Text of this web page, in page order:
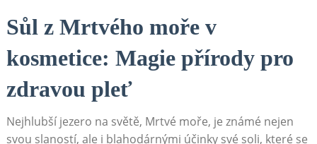
Sůl ⁣z ⁢Mrtvého moře ‍v‌
kosmetice: ​Magie přírody ‌pro
zdravou pleť
Nejhlubší⁣ jezero na světě, Mrtvé moře, ⁢je známé⁣ nejen
svou slaností, ale i blahodárnými účinky své ⁤soli, které se